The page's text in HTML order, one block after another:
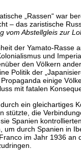
„Rassen“ war
– das zaristische
vom Abstellgleis zur
der Yamato-
und
den Völkern
Politik der
einige
mit fatalen
ein
die
Spanien
durch Spanien in
im Jahr 1936 an